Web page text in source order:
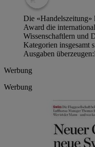
Die «Handelszeitung»
Award die
Wissenschaftlern und
Kategorien insgesamt
Ausgaben überzeugen:
Werbung
Werbung